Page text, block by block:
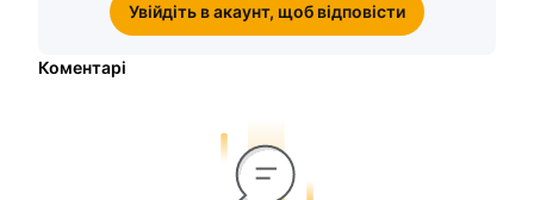
Увійдіть в акаунт, щоб відповісти
Коментарі